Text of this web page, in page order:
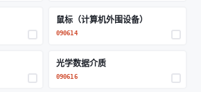
鼠标（计算机外围设备）
090614
光学数据介质
090616